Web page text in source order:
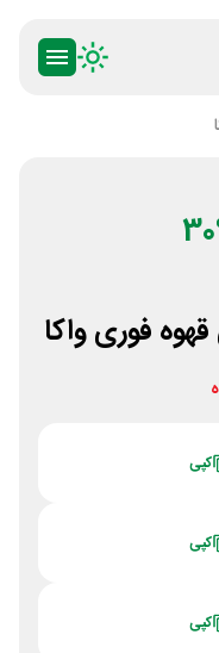
کپی
کپی
کپی